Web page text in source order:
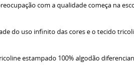
com a qualidade começa na
do uso infinito das cores e o tecido
estampado 100% algodão